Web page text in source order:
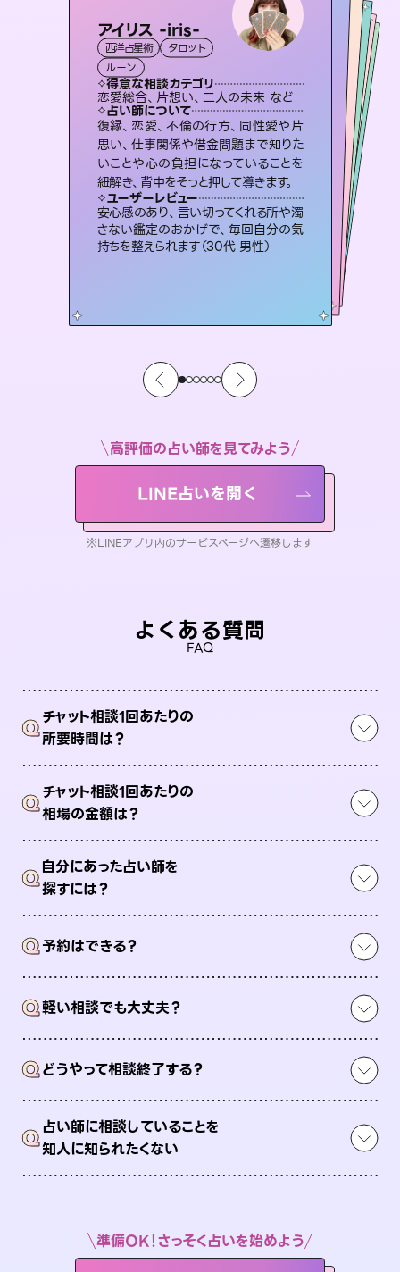
アイリス -iris-
西洋占星術
タロット
ルーン
得意な相談カテゴリ
恋愛総合、片想い、二人の未来 など
占い師について
復縁、恋愛、不倫の行方、同性愛や片
思い、仕事関係や借金問題まで知りた
いことや心の負担になっていることを
紐解き、背中をそっと押して導きます。
ユーザーレビュー
安心感のあり、言い切ってくれる所や濁
さない鑑定のおかげで、毎回自分の気
持ちを整えられます（30代 男性）
未来視師＊花
霊視・オーラ 心理学
スピリチュアル・リーディング
得意な相談カテゴリ
出逢い、片想い、復縁 など
占い師について
未来には何パターンもの選択肢があり
ます。不安で視えにくくなっているあな
たの素敵な未来を見つけ、その未来を
選択できるようアドバイスします。
ユーザーレビュー
職場の人の性質や人間関係、本心など
本当によく視えていてびっくり。対策が
打てて前向きになれます（40代）
おう 霊感オラクル
霊視・オーラ
オラクルカード
得意な相談カテゴリ
恋愛総合、あの人の気持ち など
占い師について
霊視×オラクルカードを使って「今」と
「未来」そして「気になるあの人の気持
ち」まで丁寧に読み解き、恋や人生のヒ
ントを優しく引き出します。
ユーザーレビュー
不安な気持ちが嘘みたいに晴れまし
た…！よく視えていらっしゃるんだなと
感じました（40代 女性）
彗望（ すいぼう
霊視・オーラ
スピリチュアル・リーディング
得意な相談カテゴリ
片想い、あの人の気持ち、復縁 など
占い師について
3,700年以上の歴史を持つ東洋最古の占術「易占」で詳細まで占い、幸せへ向かう道筋を示します。厳しい結果にも具体的な対策をお伝えします。
ユーザーレビュー
複雑な背景もしっかり聞いて鑑定して
いただけました。気持ちが楽になりまし
た（50代 女性）
桃源珠羽
スピリチュアル・リーディング
得意な相談カテゴリ
片想い、あの人の気持ち、復縁 など
占い師について
恋愛のお悩みの中でも特に「曖昧な関
係」の相談を得意としており、友達以上
恋人未満なお相手との今後や本音を丁
寧に読み解き恋愛成就へと導きます。
ユーザーレビュー
鑑定していただいてアドバイス通りに行
動すると仲が復活してきました。ありが
とうございました（40代 女性）
セラピスト理恵
霊視・オーラ タロット
スピリチュアル・リーディング
得意な相談カテゴリ
片想い、二人の未来、年の差 など
占い師について
連絡再開、復縁、成就などの報告実績
多数。セラピストとして2万超の施術経
験があるからこそできる鑑定で、より良
い未来をサポートします。
ユーザーレビュー
とても心温まる鑑定でした。しかもこち
らは何も言っていないのに視えていらっ
しゃるんだなと驚きです（30代女性）
高評価の占い師を見てみよう
LINE占いを開く
※LINEアプリ内のサービスページへ遷移します
よくある質問
FAQ
Qチャット相談1回あたりの
所要時間は？
Qチャット相談1回あたりの
相場の金額は？
Q自分にあった占い師を
探すには？
Q予約はできる？
Q軽い相談でも大丈夫？
Qどうやって相談終了する？
Q占い師に相談していることを
知人に知られたくない
準備OK！さっそく占いを始めよう